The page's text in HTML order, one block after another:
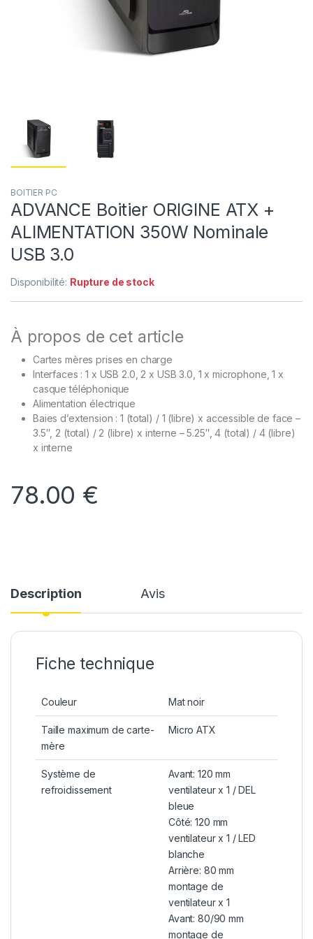
BOITIER PC
ADVANCE Boitier ORIGINE ATX +
ALIMENTATION 350W Nominale
USB 3.0
Disponibilité: Rupture de stock
À propos de cet article
Cartes mères prises en charge
Interfaces : 1 x USB 2.0, 2 x USB 3.0, 1 x microphone, 1 x
casque téléphonique
Alimentation électrique
Baies d’extension : 1 (total) / 1 (libre) x accessible de face –
3.5″, 2 (total) / 2 (libre) x interne – 5.25″, 4 (total) / 4 (libre)
x interne
78.00 €
Description Avis
Fiche technique
Couleur Mat noir
Taille maximum de carte-
mère
Micro ATX
Système de
refroidissement
Avant: 120 mm
ventilateur x 1 / DEL
bleue
Côté: 120 mm
ventilateur x 1 / LED
blanche
Arrière: 80 mm
montage de
ventilateur x 1
Avant: 80/90 mm
montage de